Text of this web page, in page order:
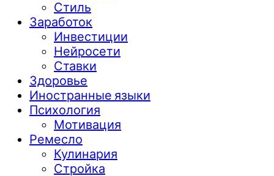
Стиль
Заработок
Инвестиции
Нейросети
Ставки
Здоровье
Иностранные языки
Психология
Мотивация
Ремесло
Кулинария
Стройка